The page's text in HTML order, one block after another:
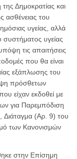
Δημοκρατίας και
ασθένειας του
υγείας, αλλά
υγείας
τις απαιτήσεις
που θα είναι
εξάπλωσης του
πρόσθετων
είχαν εκδοθεί με
για Παρεμπόδιση
(Αρ. 9) του
των Κανονισμών
στην Επίσημη